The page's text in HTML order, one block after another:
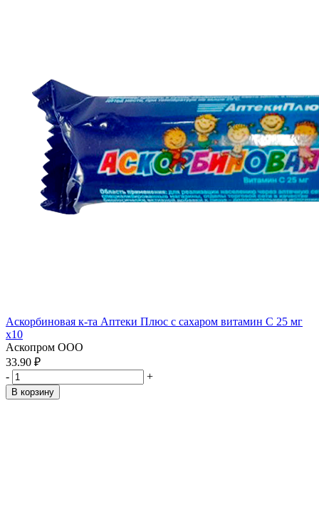
Аскорбиновая к-та Аптеки Плюс с сахаром витамин С 25 мг
x10
Аскопром ООО
33.90 ₽
-
+
В корзину